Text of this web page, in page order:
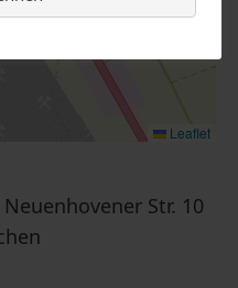
Leaflet
Str. 10